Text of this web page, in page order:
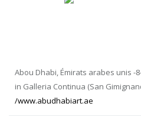
Abou Dhabi, Émirats arabes unis -
in Galleria Continua (San
/www.abudhabiart.ae